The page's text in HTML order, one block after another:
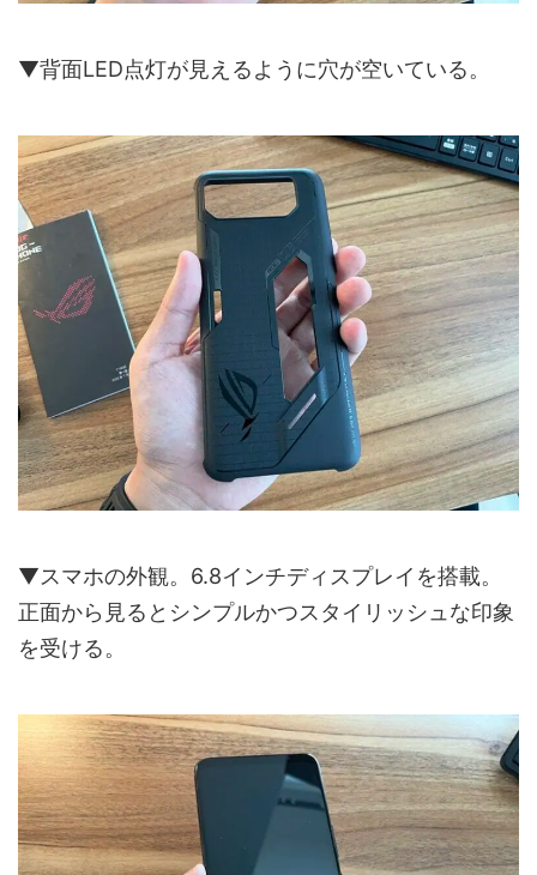
▼背面LED点灯が見えるように穴が空いている。
▼スマホの外観。6.8インチディスプレイを搭載。
正面から見るとシンプルかつスタイリッシュな印象
を受ける。